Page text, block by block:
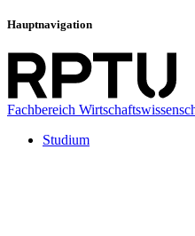
Hauptnavigation
Fachbereich
Studium